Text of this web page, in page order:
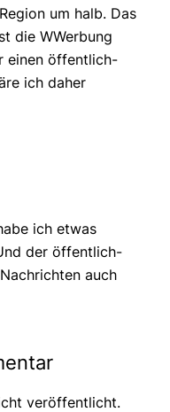
um halb. Das
die WWerbung
einen öffentlich-
ich daher
ich etwas
der öffentlich-
auch
veröffentlicht.